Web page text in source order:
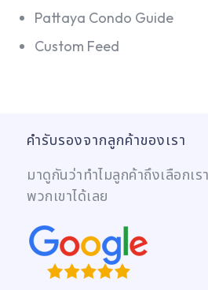
Pattaya Condo Guide
Custom Feed
คำรับรองจากลูกค้าของเรา
มาดูกันว่าทำไมลูกค้าถึงเลือกเ
พวกเขาได้เลย